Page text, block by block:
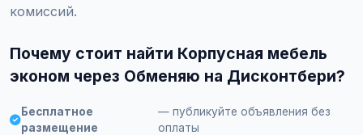
комиссий.
Почему стоит найти Корпусная мебель
эконом через Обменяю на Дисконтбери?
Бесплатное
размещение
— публикуйте объявления без
оплаты